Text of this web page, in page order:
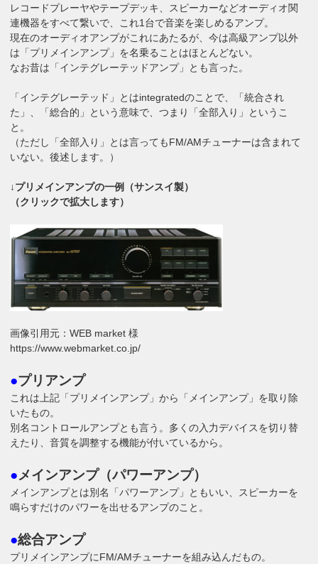
レコードプレーヤやテープデッキ、スピーカーなどオーディオ関
連機器をすべて繋いで、これ1台で音楽を楽しめるアンプ。
現在のオーディオアンプがこれにあたるが、今は高級アンプ以外
は「プリメインアンプ」を名乗ることはほとんどない。
なお昔は「インテグレーテッドアンプ」とも言った。
「インテグレーテッド」とはintegratedのことで、「統合され
た」、「総合的」という意味で、つまり「全部入り」というこ
と。
（ただし「全部入り」とは言ってもFM/AMチューナーは含まれて
いない。後述します。）
↓プリメインアンプの一例（サンスイ製）
（クリックで拡大します）
画像引用元：WEB market 様
https://www.webmarket.co.jp/
●プリアンプ
これは上記「プリメインアンプ」から「メインアンプ」を取り除
いたもの。
別名コントロールアンプとも言う。多くの入力デバイスを切り替
えたり、音質を調整する機能が付いているから。
●メインアンプ（パワーアンプ）
メインアンプとは別名「パワーアンプ」ともいい、スピーカーを
鳴らすだけのパワーを出せるアンプのこと。
●総合アンプ
プリメインアンプにFM/AMチューナーを組み込んだもの。